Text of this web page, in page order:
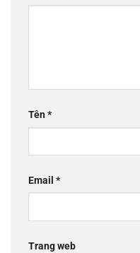
Tên*
Email *
Trang web